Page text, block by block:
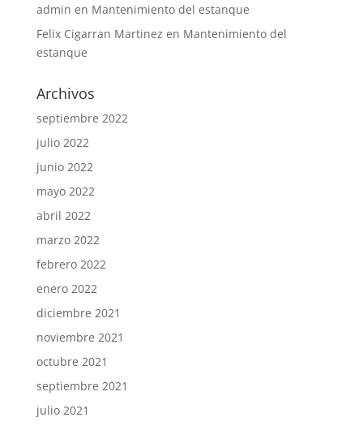
admin en Mantenimiento del estanque
Felix Cigarran Martinez en Mantenimiento del
estanque
Archivos
septiembre 2022
julio 2022
junio 2022
mayo 2022
abril 2022
marzo 2022
febrero 2022
enero 2022
diciembre 2021
noviembre 2021
octubre 2021
septiembre 2021
julio 2021